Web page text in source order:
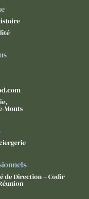
Monts
de Direction – Codir